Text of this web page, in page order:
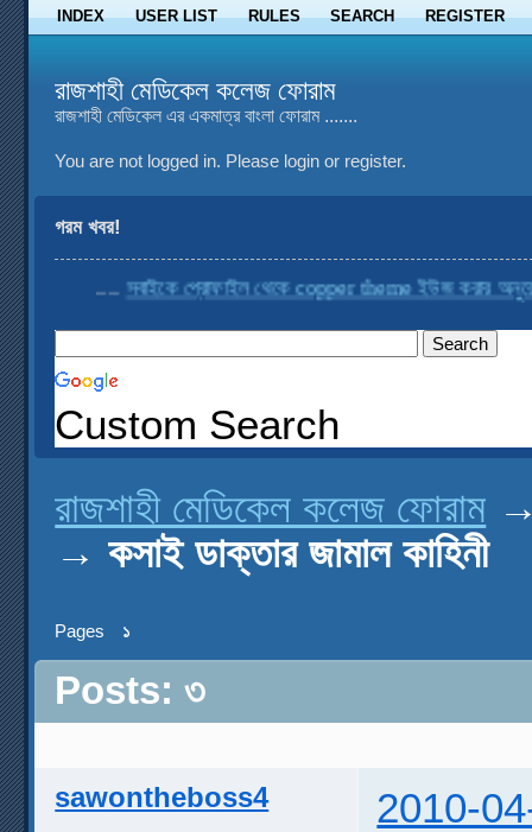
INDEX USER LIST RULES SEARCH REGISTER
রাজশাহী মেডিকেল কলেজ ফোরাম
রাজশাহী মেডিকেল এর একমাত্র বাংলা ফোরাম .......
You are not logged in. Please login or register.
গরম খবর!
সবাইকে প্রোফাইল থেকে copper theme ইউজ করার অনুরোধ
Custom Search
রাজশাহী মেডিকেল কলেজ ফোরাম
→কসাই ডাক্তার জামাল কাহিনী
Pages ১
Posts: ৩
sawontheboss4 2010-